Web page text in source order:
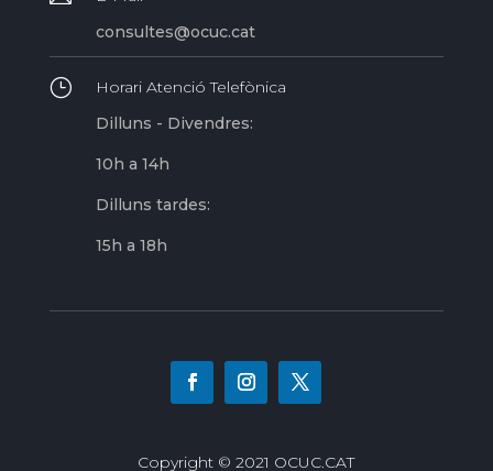
consultes@ocuc.cat
}
Horari Atenció Telefònica
Dilluns - Divendres:
10h a 14h
Dilluns tardes:
15h a 18h
Copyright © 2021 OCUC.CAT